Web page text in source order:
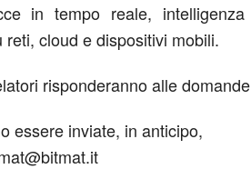
in tempo reale,
cloud e dispositivi mobili.
risponderanno alle
essere inviate, in anticipo,